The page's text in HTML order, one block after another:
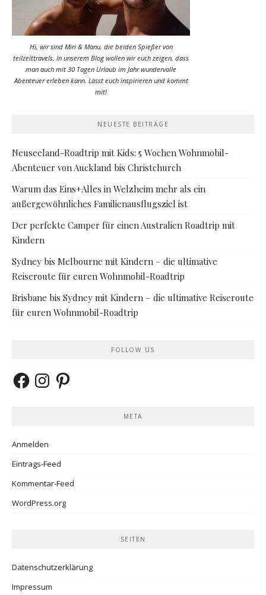
Hi, wir sind Miri & Manu, die beiden Spießer von
teilzeittravels. In unserem Blog wollen wir euch zeigen, dass
man auch mit 30 Tagen Urlaub im Jahr wundervolle
Abenteuer erleben kann. Lasst euch inspirieren und kommt
mit!
NEUESTE BEITRÄGE
Neuseeland-Roadtrip mit Kids: 5 Wochen Wohnmobil-
Abenteuer von Auckland bis Christchurch
Warum das Eins+Alles in Welzheim mehr als ein
außergewöhnliches Familienausflugsziel ist
Der perfekte Camper für einen Australien Roadtrip mit
Kindern
Sydney bis Melbourne mit Kindern – die ultimative
Reiseroute für euren Wohnmobil-Roadtrip
Brisbane bis Sydney mit Kindern – die ultimative Reiseroute
für euren Wohnmobil-Roadtrip
FOLLOW US
FacebookInstagramPinterest
META
Anmelden
Eintrags-Feed
Kommentar-Feed
WordPress.org
SEITEN
Datenschutzerklärung
Impressum